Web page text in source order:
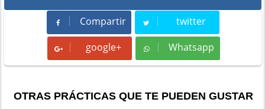
Compartir
Compartir twitter
Tweet
google+ Whatsapp
Whatsapp
OTRAS PRÁCTICAS QUE TE PUEDEN GUSTAR